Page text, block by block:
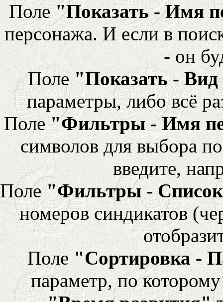
Поле"Показать - Имя
персонажа. И если в
- он
Поле"Показать -
параметры, либо всё
Поле"Фильтры - Имя
символов для выбора
введите,
Поле"Фильтры - Список
номеров синдикатов
Поле "Сортировка -
параметр, по